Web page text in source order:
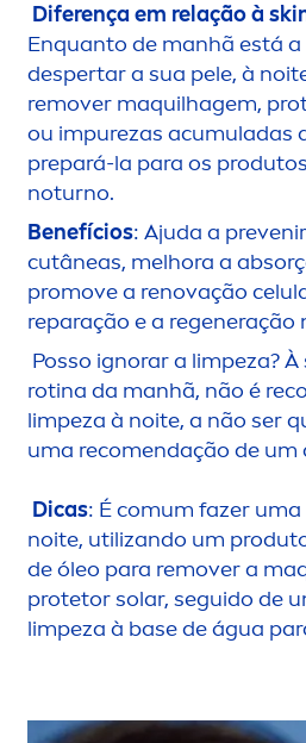
Diferença em relação à
Enquanto de manhã está a
despertar a sua pele, à
remover maquilhagem,
ou impurezas acumuladas
prepará-la para os
noturno.
Benefícios: Ajuda a
cutâneas, melhora a
promove a renovação
reparação e a regeneração
Posso ignorar a limpeza?
rotina da manhã, não é reco
limpeza à noite, a não ser
uma recomendação de
Dicas: É comum fazer
noite, utilizando um
de óleo para remover a
protetor solar, seguido de
limpeza à base de água